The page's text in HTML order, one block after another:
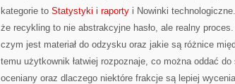
kategorie to Statystyki i raporty i Nowinki
że recykling to nie abstrakcyjne hasło, ale realny
czym jest materiał do odzysku oraz jakie są różnice
temu użytkownik łatwiej rozpoznaje, co można oddać
oceniany oraz dlaczego niektóre frakcje są lepiej